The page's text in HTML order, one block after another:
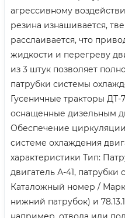
агрессивному
резина изнашивается,
расслаивается, что
жидкости и перегреву
из 3 штук позволяет
патрубки системы
Гусеничные тракторы
оснащенные дизельным
Обеспечение
системе охлаждения
характеристики Тип:
двигатель А-41,
Каталожный номер /
нижний патрубок) и